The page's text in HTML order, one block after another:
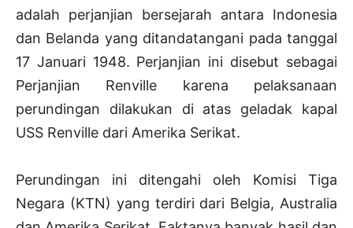
adalah perjanjian bersejarah antara Indonesia
dan Belanda yang ditandatangani pada tanggal
17 Januari 1948. Perjanjian ini disebut sebagai
Perjanjian Renville karena pelaksanaan
perundingan dilakukan di atas geladak kapal
USS Renville dari Amerika Serikat.
Perundingan ini ditengahi oleh Komisi Tiga
Negara (KTN) yang terdiri dari Belgia, Australia